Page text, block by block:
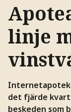
linje
det fjärde
beskeden som